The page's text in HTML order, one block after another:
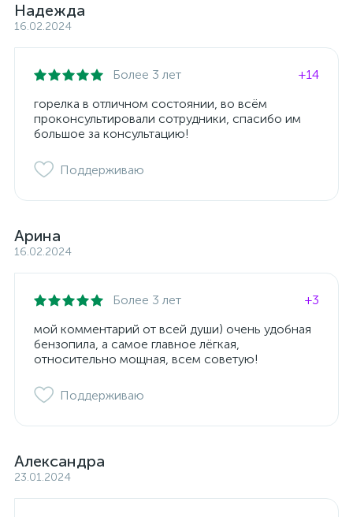
Надежда
16.02.2024
Более 3 лет
+14
горелка в отличном состоянии, во всём
проконсультировали сотрудники, спасибо им
большое за консультацию!
Поддерживаю
Арина
16.02.2024
Более 3 лет
+3
мой комментарий от всей души) очень удобная
бензопила, а самое главное лёгкая,
относительно мощная, всем советую!
Поддерживаю
Александра
23.01.2024